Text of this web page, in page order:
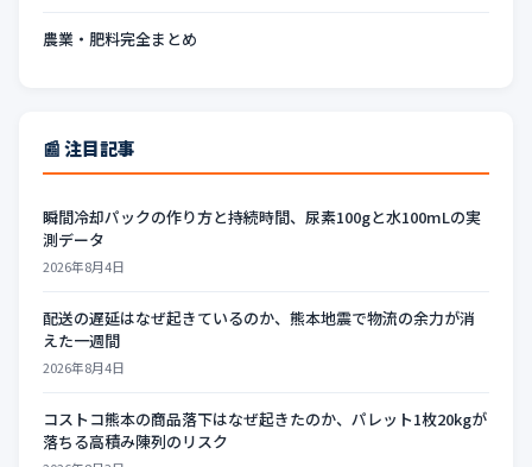
農業・肥料完全まとめ
📰 注目記事
瞬間冷却パックの作り方と持続時間、尿素100gと水100mLの実
測データ
2026年8月4日
配送の遅延はなぜ起きているのか、熊本地震で物流の余力が消
えた一週間
2026年8月4日
コストコ熊本の商品落下はなぜ起きたのか、パレット1枚20kgが
落ちる高積み陳列のリスク